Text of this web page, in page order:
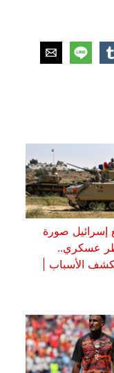
إسرائيل صورة
عسكري..
الأسباب |